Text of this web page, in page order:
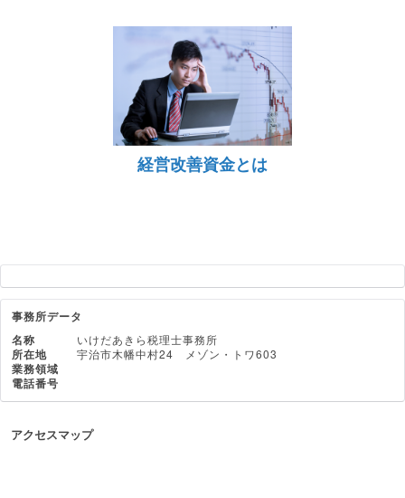
経営改善資金とは
事務所データ
名称
いけだあきら税理士事務所
所在地 宇治市木幡中村24 メゾン・トワ603
業務領域
電話番号
アクセスマップ